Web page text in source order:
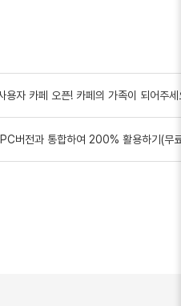
자 카페 오픈! 카페의 가족이 되어주세
버전과 통합하여 200% 활용하기(무